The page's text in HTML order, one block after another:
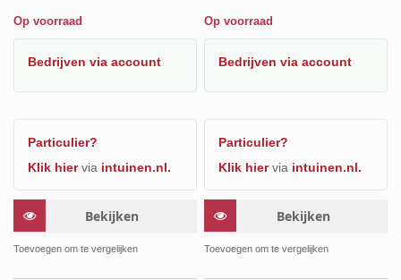
Op voorraad
Bedrijven via account
Particulier?
Klik hiervia intuinen.nl.
Bekijken
Toevoegen om te vergelijken
Op voorraad
Bedrijvenvia account
Particulier?
Klik hiervia intuinen.nl.
Bekijken
Toevoegen om te vergelijken